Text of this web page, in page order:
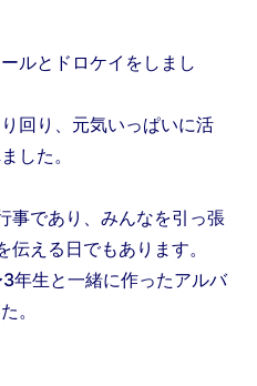
ルとドロケイをしまし
回り、元気いっぱいに活
した。
事であり、みんなを引っ張
える日でもあります。
年生と一緒に作ったアルバ
。